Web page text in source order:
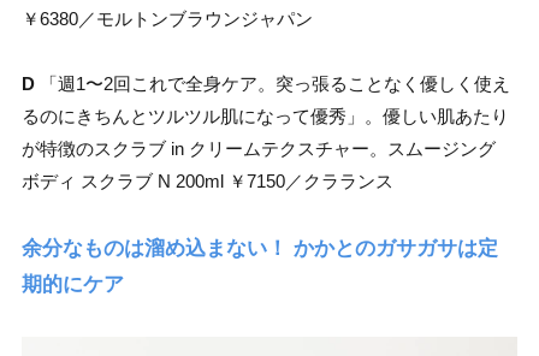
￥6380／モルトンブラウンジャパン
D
「週1〜2回これで全身ケア。突っ張ることなく優しく使え
るのにきちんとツルツル肌になって優秀」。優しい肌あたり
が特徴のスクラブ in クリームテクスチャー。スムージング
ボディ スクラブ N 200ml ￥7150／クラランス
余分なものは溜め込まない！ かかとのガサガサは定
期的にケア